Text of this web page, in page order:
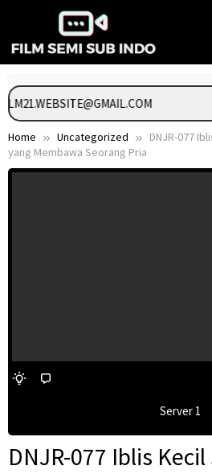
content
Home Uncategorized
DNJR-077
yang Membawa Seorang Pria
Server 1
DNJR-077 Iblis